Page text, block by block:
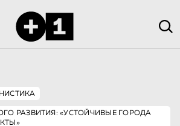
РАЗВИТИЯ: «УСТОЙЧИВЫЕ ГОРОДА